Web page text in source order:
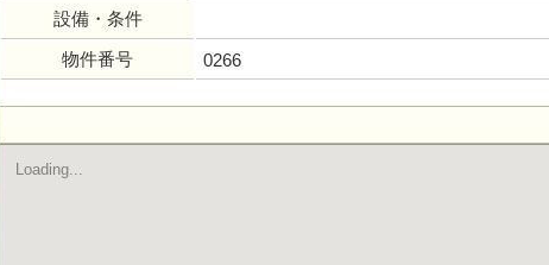
設備・条件
物件番号
0266
Loading...